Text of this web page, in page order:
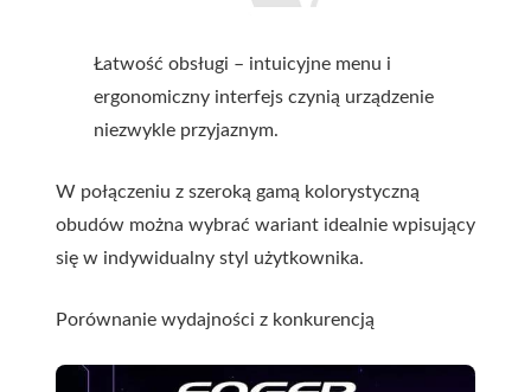
Łatwość obsługi – intuicyjne menu i
ergonomiczny interfejs czynią urządzenie
niezwykle przyjaznym.
W połączeniu z szeroką gamą kolorystyczną
obudów można wybrać wariant idealnie wpisujący
się w indywidualny styl użytkownika.
Porównanie wydajności z konkurencją